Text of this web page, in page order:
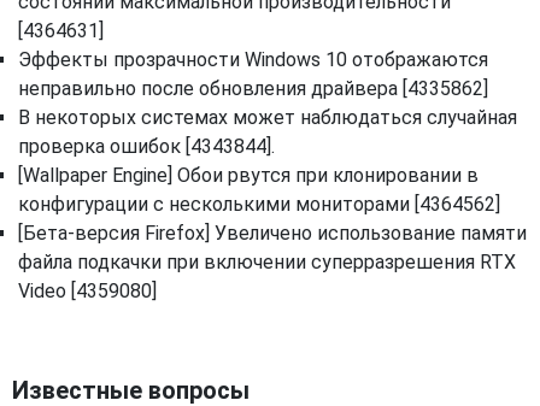
[4364631]
Эффекты прозрачности Windows 10 отображаются
неправильно после обновления драйвера [4335862]
В некоторых системах может наблюдаться случайная
проверка ошибок [4343844].
[Wallpaper Engine] Обои рвутся при клонировании в
конфигурации с несколькими мониторами [4364562]
[Бета-версия Firefox] Увеличено использование памяти
файла подкачки при включении суперразрешения RTX
Video [4359080]
Известные вопросы